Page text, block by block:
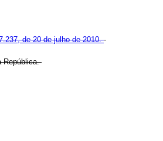
de 20 de julho de 2010.
República.